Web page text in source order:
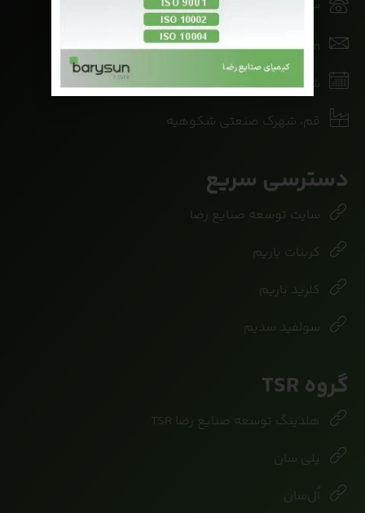
02188603643
info@barysun.com
شنبه تا چهارشنبه - 08:00 تا 17:00
قم، شهرک صنعتی شکوهیه
دسترسی سریع
سایت توسعه صنایع رضا
کربنات باریم
کلرید باریم
سولفید سدیم
گروه TSR
هلدینگ توسعه صنایع رضا TSR
پلی سان
اُل‌سان